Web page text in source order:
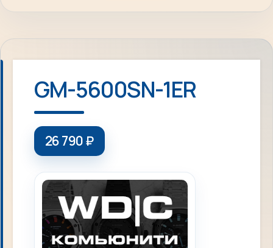
GM-5600SN-1ER
26 790₽